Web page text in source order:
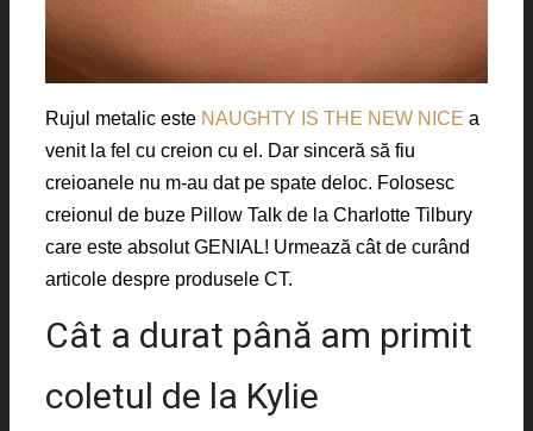
Rujul metalic este NAUGHTY IS THE NEW NICE a
venit la fel cu creion cu el. Dar sinceră să fiu
creioanele nu m-au dat pe spate deloc. Folosesc
creionul de buze Pillow Talk de la Charlotte Tilbury
care este absolut GENIAL! Urmează cât de curând
articole despre produsele CT.
Cât a durat până am primit
coletul de la Kylie